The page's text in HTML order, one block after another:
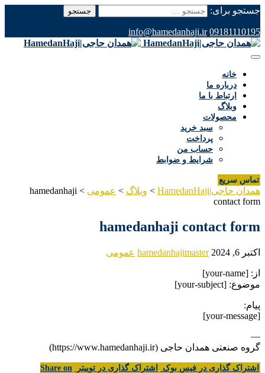
جستجو برای:
09181110195
info@hamedanhaji.ir
خانه
درباره ما
ارتباط با ما
وبلاگ
محصولات
سبد خرید
پرداخت
حساب من
شرایط و ضوابط
تماس سریع
همدان حاجی|HamedanHaji > وبلاگ > عمومی >
hamedanhaji
contact form
hamedanhaji contact form
اکتبر 6, 2024 hamedanhajimaster عمومی
از: [your-name]
موضوع: [your-subject]
پیام:
[your-message]
—
گروه صنعتی همدان حاجی (https://www.hamedanhaji.ir)
اشتراک گذاری در فیس بوک اشتراک گذاری در توییتر
Share on